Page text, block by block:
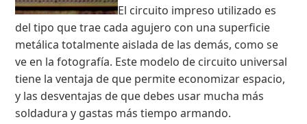
El circuito impreso utilizado es
del tipo que trae cada agujero con una superficie
metálica totalmente aislada de las demás, como se
ve en la fotografía. Este modelo de circuito universal
tiene la ventaja de que permite economizar espacio,
y las desventajas de que debes usar mucha más
soldadura y gastas más tiempo armando.